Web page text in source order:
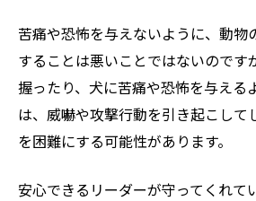
苦痛や恐怖を与えないように、動物
することは悪いことではないのです
握ったり、犬に苦痛や恐怖を与える
は、威嚇や攻撃行動を引き起こして
を困難にする可能性があります。
安心できるリーダーが守ってくれて